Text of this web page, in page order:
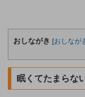
おしながき [おしなが
眠くてたまらな